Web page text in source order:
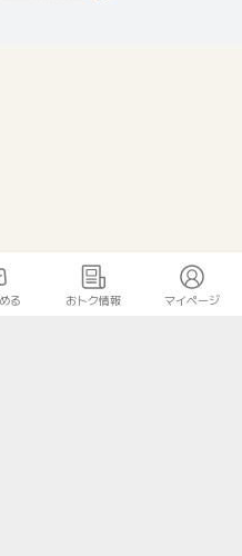
る おトク情報 マイページ